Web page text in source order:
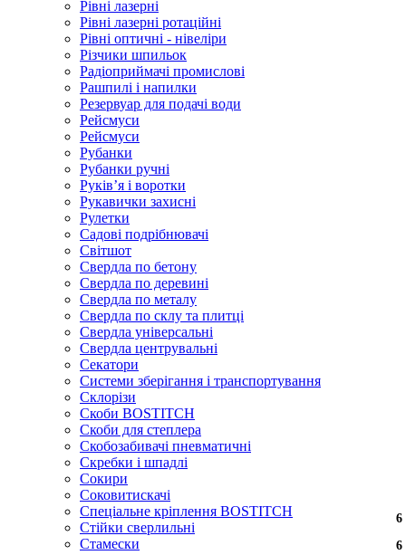
Рівні лазерні
Рівні лазерні ротаційні
Рівні оптичні - нівеліри
Різчики шпильок
Радіоприймачі промислові
Рашпилі і напилки
Резервуар для подачі води
Рейсмуси
Рейсмуси
Рубанки
Рубанки ручні
Руківʼя і воротки
Рукавички захисні
Рулетки
Садові подрібнювачі
Світшот
Свердла по бетону
Свердла по деревині
Свердла по металу
Свердла по склу та плитці
Свердла універсальні
Свердла центрувальні
Секатори
Системи зберігання і транспортування
Склорізи
Скоби BOSTITCH
Скоби для степлера
Скобозабивачі пневматичні
Скребки і шпадлі
Сокири
Соковитискачі
Спеціальне кріплення BOSTITCH
Стійки сверлильні
Стамески
6
6
6
6
6
6
6
6
6
6
6
6
6
6
6
6
6
6
6
6
6
6